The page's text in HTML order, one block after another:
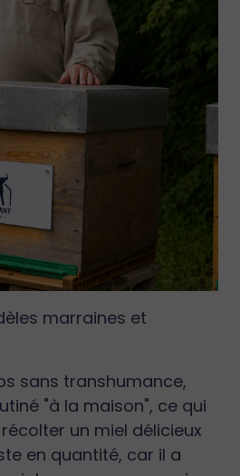
marraines et
sans transhumance,
"à la maison", ce qui
un miel délicieux
en quantité, car il a